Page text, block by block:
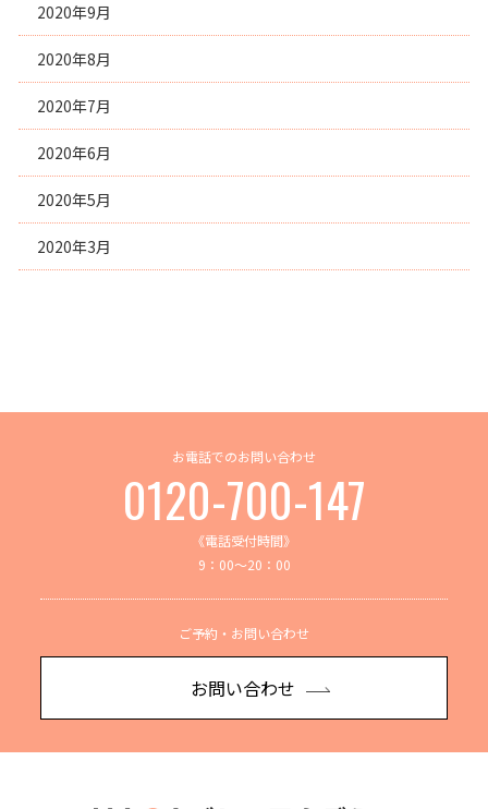
2020年9月
2020年8月
2020年7月
2020年6月
2020年5月
2020年3月
お電話でのお問い合わせ
0120-700-147
《電話受付時間》
9：00～20：00
ご予約・お問い合わせ
お問い合わせ